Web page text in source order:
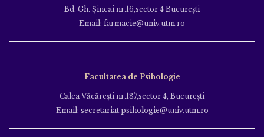
Bd. Gh. Şincai nr.16,sector 4 Bucureşti
Email: farmacie@univ.utm.ro
Facultatea de Psihologie
Calea Văcăreşti nr.187,sector 4, Bucureşti
Email: secretariat.psihologie@univ.utm.ro